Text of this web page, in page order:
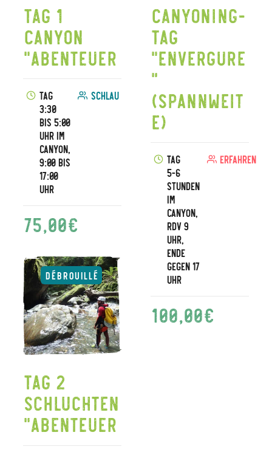
Tag 1
Canyon
"Abenteuer
Tag
3:30
bis 5:00
Uhr im
Canyon,
9:00 bis
17:00
Uhr
Schlau
75,00€
Canyoning-
Tag
"Envergure
"
(Spannweit
e)
Tag
5-6
Stunden
im
Canyon,
RDV 9
Uhr,
Ende
gegen 17
Uhr
Erfahren
100,00€
Tag 2
Schluchten
"Abenteuer